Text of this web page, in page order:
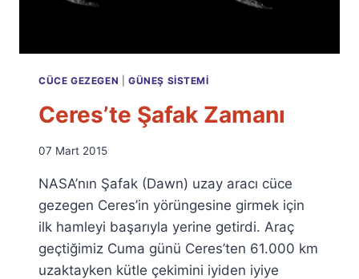
CÜCE GEZEGEN GÜNEŞ SISTEMI
Ceres’te Şafak Zamanı
By
Fuat
Özyar
07 Mart 2015
NASA’nın Şafak (Dawn) uzay aracı cüce
gezegen Ceres’in yörüngesine girmek için
ilk hamleyi başarıyla yerine getirdi. Araç
geçtiğimiz Cuma günü Ceres’ten 61.000 km
uzaktayken kütle çekimini iyiden iyiye